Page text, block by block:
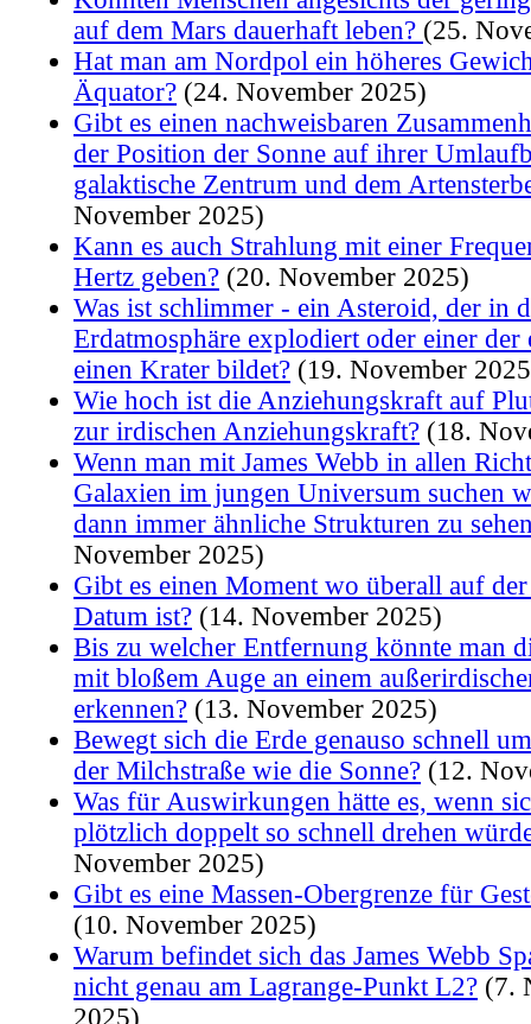
auf dem Mars dauerhaft leben? (25.
Hat man am Nordpol ein höheres
Äquator? (24. November 2025)
Gibt es einen nachweisbaren
der Position der Sonne auf ihrer
galaktische Zentrum und dem
November 2025)
Kann es auch Strahlung mit einer
Hertz geben? (20. November 2025)
Was ist schlimmer - ein Asteroid, der in
Erdatmosphäre explodiert oder einer der
einen Krater bildet? (19. November
Wie hoch ist die Anziehungskraft auf
zur irdischen Anziehungskraft? (18.
Wenn man mit James Webb in allen
Galaxien im jungen Universum suchen
dann immer ähnliche Strukturen zu
November 2025)
Gibt es einen Moment wo überall auf der
Datum ist? (14. November 2025)
Bis zu welcher Entfernung könnte man
mit bloßem Auge an einem
erkennen? (13. November 2025)
Bewegt sich die Erde genauso schnell
der Milchstraße wie die Sonne? (12.
Was für Auswirkungen hätte es, wenn
plötzlich doppelt so schnell drehen
November 2025)
Gibt es eine Massen-Obergrenze für
(10. November 2025)
Warum befindet sich das James Webb
nicht genau am Lagrange-Punkt L2? (7.
2025)